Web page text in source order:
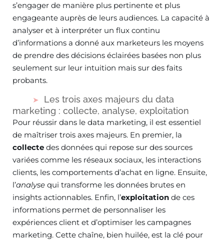
s’engager de manière plus pertinente et plus
engageante auprès de leurs audiences. La capacité à
analyser et à interpréter un flux continu
d’informations a donné aux marketeurs les moyens
de prendre des décisions éclairées basées non plus
seulement sur leur intuition mais sur des faits
probants.
Les trois axes majeurs du data
marketing : collecte, analyse, exploitation
Pour réussir dans le data marketing, il est essentiel
de maîtriser trois axes majeurs. En premier, la
collecte des données qui repose sur des sources
variées comme les réseaux sociaux, les interactions
clients, les comportements d’achat en ligne. Ensuite,
l’analyse qui transforme les données brutes en
insights actionnables. Enfin, l’exploitation de ces
informations permet de personnaliser les
expériences client et d’optimiser les campagnes
marketing. Cette chaîne, bien huilée, est la clé pour